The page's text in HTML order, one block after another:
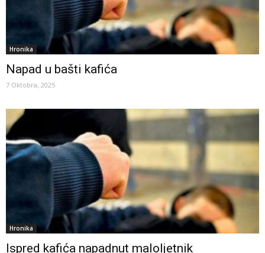
Hronika
Napad u bašti kafića
7 Oktobra, 2025
Hronika
Ispred kafića napadnut maloljetnik